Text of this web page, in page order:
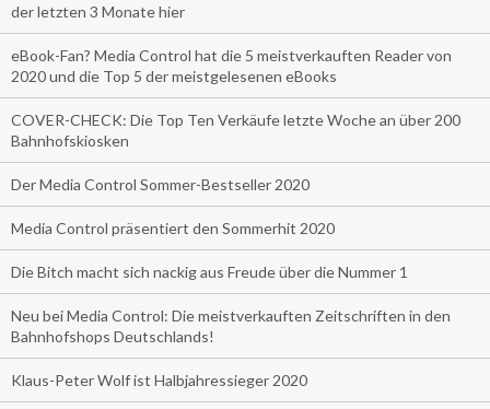
der letzten 3 Monate hier
eBook-Fan? Media Control hat die 5 meistverkauften Reader von
2020 und die Top 5 der meistgelesenen eBooks
COVER-CHECK: Die Top Ten Verkäufe letzte Woche an über 200
Bahnhofskiosken
Der Media Control Sommer-Bestseller 2020
Media Control präsentiert den Sommerhit 2020
Die Bitch macht sich nackig aus Freude über die Nummer 1
Neu bei Media Control: Die meistverkauften Zeitschriften in den
Bahnhofshops Deutschlands!
Klaus-Peter Wolf ist Halbjahressieger 2020